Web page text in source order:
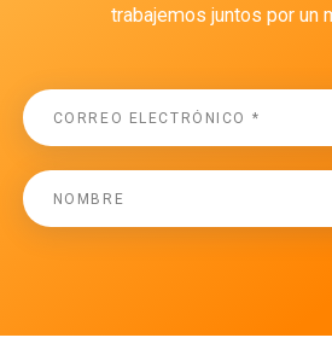
trabajemos juntos por un